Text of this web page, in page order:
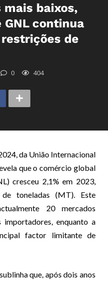
mais baixos,
continua
de
0 404
da União Internacional
que o comércio global
cresceu 2,1% em 2023,
toneladas (MT). Este
20 mercados
enquanto a
factor limitante de
que, após dois anos